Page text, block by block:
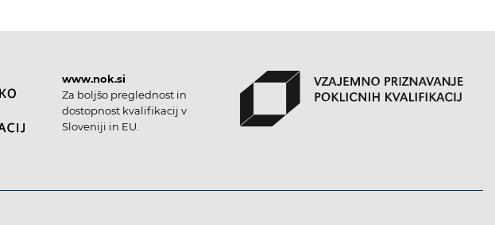
www.nok.si
Za boljšo preglednost in
dostopnost kvalifikacij v
Sloveniji in EU.